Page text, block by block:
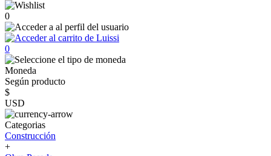
0
0
Moneda
Según producto
$
USD
Categorias
Construcción
+